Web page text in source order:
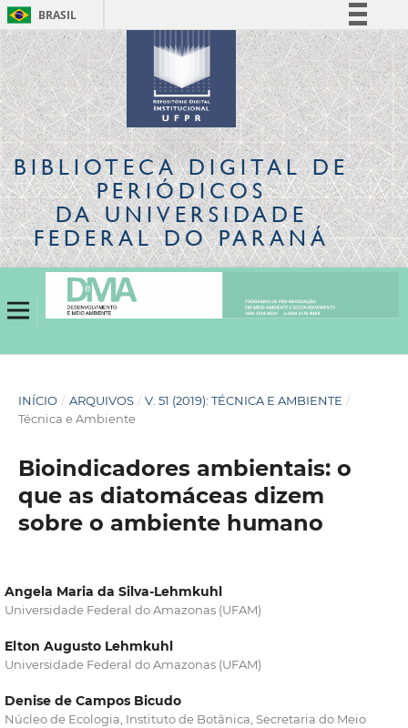
BRASIL
Simplifique!
Comunica BR
Participe
Acesso à informação
Legislação
Canais
BIBLIOTECA DIGITALDE
PERIÓDICOS
DA UNIVERSIDADE
FEDERAL DO PARANÁ
INÍCIO / ARQUIVOS / V. 51 (2019): TÉCNICA E AMBIENTE /
Técnica e Ambiente
Bioindicadores ambientais: o
que as diatomáceas dizem
sobre o ambiente humano
Angela Maria da Silva-Lehmkuhl
Universidade Federal do Amazonas (UFAM)
Elton Augusto Lehmkuhl
Universidade Federal do Amazonas (UFAM)
Denise de Campos Bicudo
Núcleo de Ecologia, Instituto de Botânica, Secretaria do Meio